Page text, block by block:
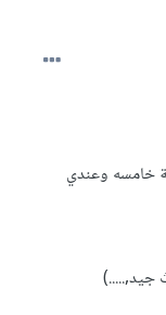
وعندي